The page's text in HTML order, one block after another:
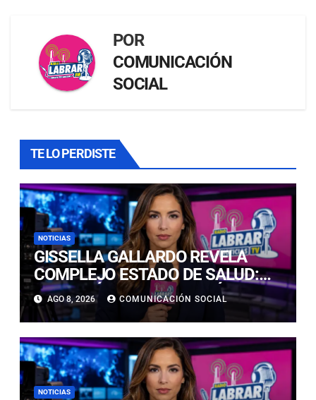
POR
COMUNICACIÓN
SOCIAL
TE LO PERDISTE
NOTICIAS
GISSELLA GALLARDO REVELA
COMPLEJO ESTADO DE SALUD:
“ME TENÍAN MAL HACE DÍAS”
AGO 8, 2026 COMUNICACIÓN SOCIAL
NOTICIAS